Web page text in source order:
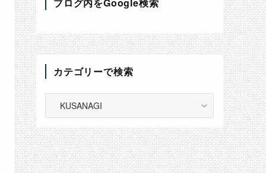
カテゴリーで検索
リ
ー
で